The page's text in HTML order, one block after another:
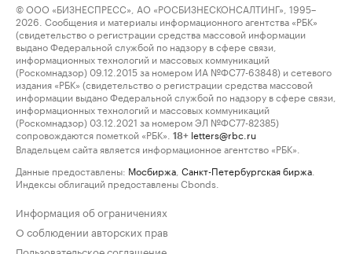
© ООО «БИЗНЕСПРЕСС», АО «РОСБИЗНЕСКОНСАЛТИНГ», 1995–
2026. Сообщения и материалы информационного агентства «РБК»
(свидетельство о регистрации средства массовой информации
выдано Федеральной службой по надзору в сфере связи,
информационных технологий и массовых коммуникаций
(Роскомнадзор) 09.12.2015 за номером ИА №ФС77-63848) и сетевого
издания «РБК» (свидетельство о регистрации средства массовой
информации выдано Федеральной службой по надзору в сфере связи,
информационных технологий и массовых коммуникаций
(Роскомнадзор) 03.12.2021 за номером ЭЛ №ФС77-82385)
сопровождаются пометкой «РБК».
18+ letters@rbc.ru
Владельцем сайта является информационное агентство «РБК».
Данные предоставлены: Мосбиржа Санкт-Петербургская биржа
Индексы облигаций предоставлены Cbonds.
Информация об ограничениях
О соблюдении авторских прав